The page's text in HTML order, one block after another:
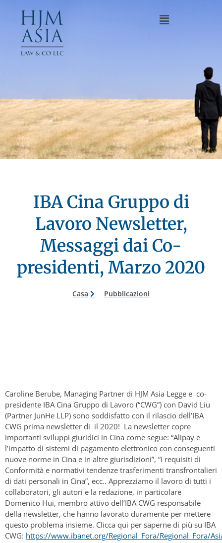
IBA Cina Gruppo di
Lavoro Newsletter,
Messaggi dai Co-
presidenti, Marzo 2020
Casa Pubblicazioni
Caroline Berube, Managing Partner di HJM Asia Legge e co-
presidente IBA Cina Gruppo di Lavoro (“CWG”) con David Liu
(Partner JunHe LLP) sono soddisfatto con il rilascio dell’IBA
CWG prima newsletter di il 2020! La newsletter copre
importanti sviluppi giuridici in Cina come segue: “Alipay e
l’impatto di sistemi di pagamento elettronico con conseguenti
nuove norme in Cina e in altre giurisdizioni”, “i requisiti di
Conformità e normativi tendenze trasferimenti transfrontalieri
di dati personali in Cina”, ecc.. Apprezziamo il lavoro di tutti i
collaboratori, gli autori e la redazione, in particolare
Domenico Hui, membro attivo dell’IBA CWG responsabile
della newsletter, che hanno lavorato duramente per mettere
questo problema insieme. Clicca qui per saperne di più su IBA
CWG: https://www.ibanet.org/Regional_Fora/Regional_Fora/